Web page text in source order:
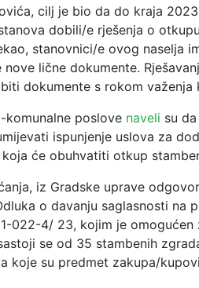
cilj je bio da do kraja
dobili/e rješenja o
stanovnici/e ovog naselja
lične dokumente.
dokumente s rokom
komunalne poslove naveli su
ispunjenje uslova za
će obuhvatiti otkup
iz Gradske uprave
o davanju saglasnosti na
022-4/ 23, kojim je
se od 35 stambenih
koje su predmet zakupa/